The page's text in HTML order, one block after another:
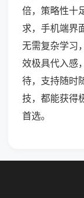
倍，策略性十
求，手机端界
无需复杂学习
效极具代入感
待，支持随时
技，都能获得
首选。